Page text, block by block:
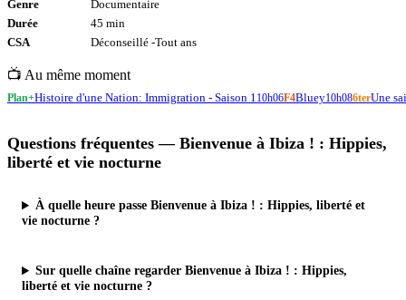
Genre
Documentaire
Durée
45 min
CSA
Déconseillé -Tout ans
📺 Au même moment
Plan+Histoire d'une Nation: Immigration - Saison 110h06F4Bluey10h086terUne
Questions fréquentes — Bienvenue à Ibiza ! : Hippies,
liberté et vie nocturne
À quelle heure passe Bienvenue à Ibiza ! : Hippies, liberté et
vie nocturne ?
Sur quelle chaîne regarder Bienvenue à Ibiza ! : Hippies,
liberté et vie nocturne ?